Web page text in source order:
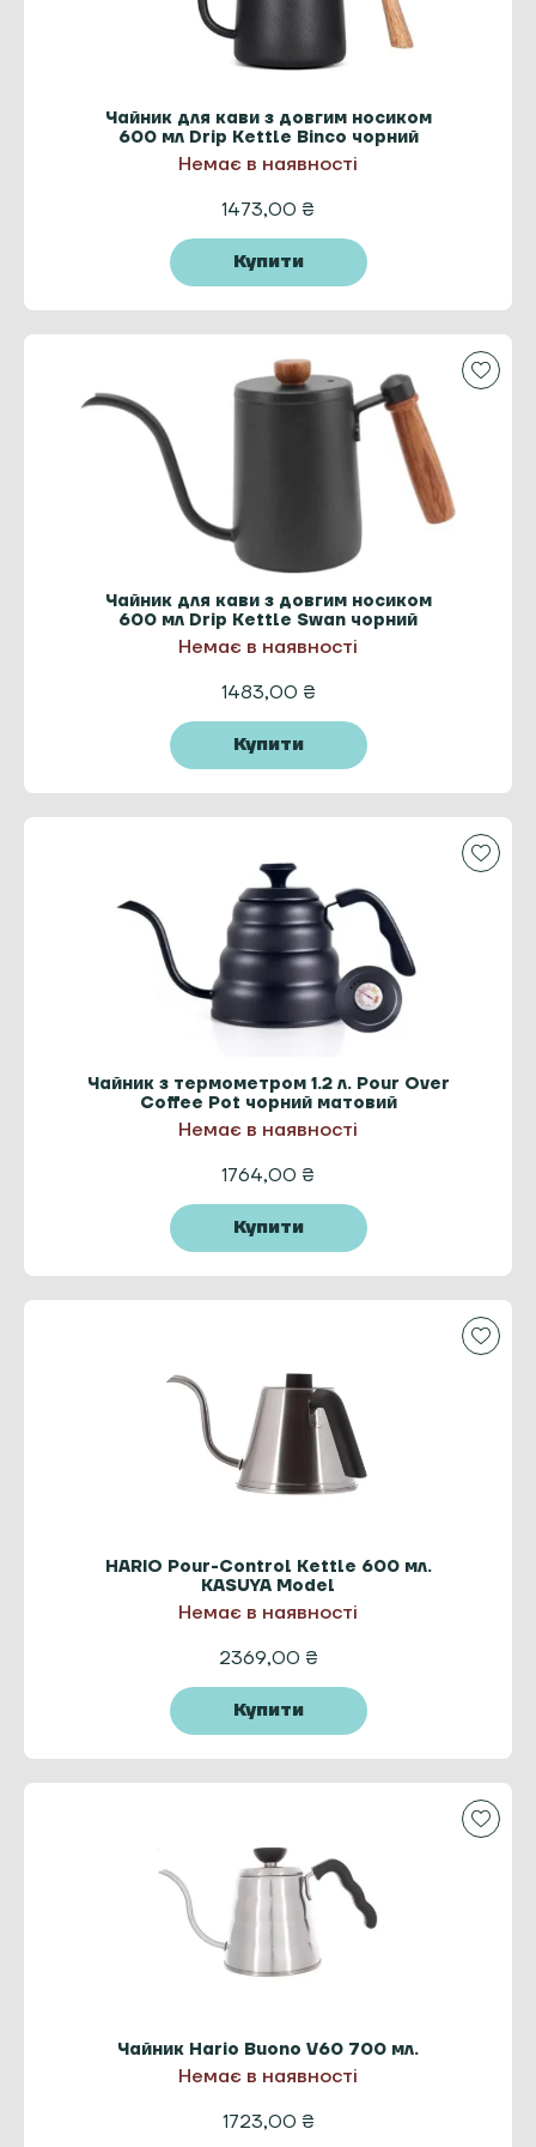
Чайник для кави з довгим носиком
600 мл Drip Kettle Binco чорний
Немає в наявності
1473,00 ₴
Купити
Чайник для кави з довгим носиком
600 мл Drip Kettle Swan чорний
Немає в наявності
1483,00 ₴
Купити
Чайник з термометром 1.2 л. Pour Over
Coffee Pot чорний матовий
Немає в наявності
1764,00 ₴
Купити
HARIO Pour-Control Kettle 600 мл.
KASUYA Model
Немає в наявності
2369,00 ₴
Купити
Чайник Hario Buono V60 700 мл.
Немає в наявності
1723,00 ₴